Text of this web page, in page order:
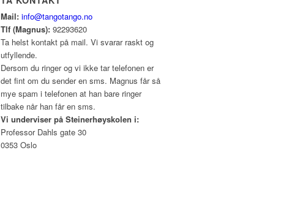
Mail: info@tangotango.no
Tlf (Magnus): 92293620
Ta helst kontakt på mail. Vi svarar raskt og
utfyllende.
Dersom du ringer og vi ikke tar telefonen er
det fint om du sender en sms. Magnus får så
mye spam i telefonen at han bare ringer
tilbake når han får en sms.
Vi underviser på Steinerhøyskolen i:
Professor Dahls gate 30
0353 Oslo